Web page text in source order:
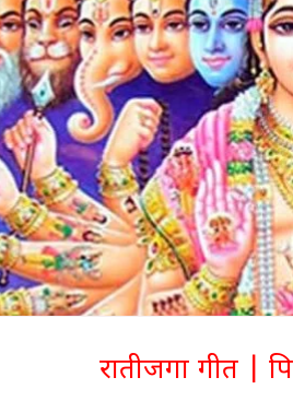
रातीजगा गीत |